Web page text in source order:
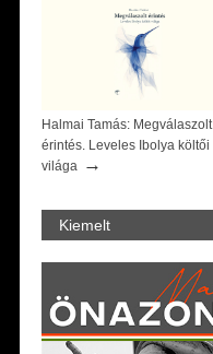
Halmai Tamás: Megválaszolt
érintés. Leveles Ibolya költői
világa
→
Kiemelt